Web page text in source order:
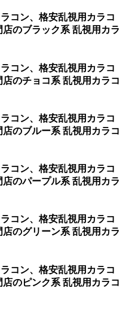
コン、格安乱視用カラコ
のブラック系 乱視用カラ
コン、格安乱視用カラコ
のチョコ系 乱視用カラコ
コン、格安乱視用カラコ
のブルー系 乱視用カラコ
コン、格安乱視用カラコ
のパープル系 乱視用カラ
コン、格安乱視用カラコ
のグリーン系 乱視用カラ
コン、格安乱視用カラコ
のピンク系 乱視用カラコ